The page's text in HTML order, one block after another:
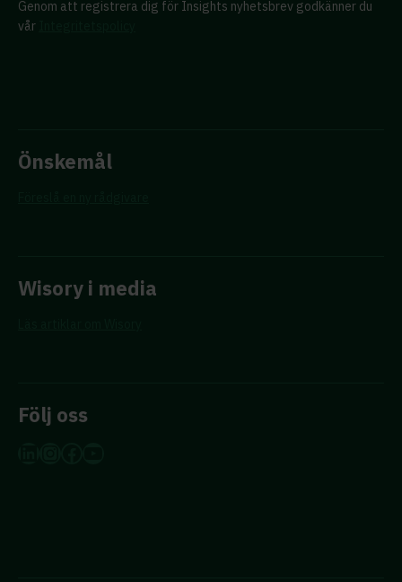
Genom att registrera dig för Insights nyhetsbrev godkänner du
vår
Önskemål
Wisory i media
Följ oss